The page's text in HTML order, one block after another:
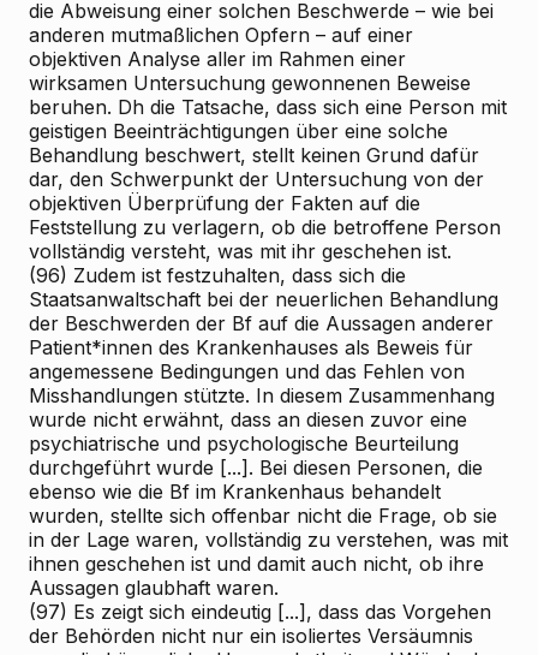
die Abweisung einer solchen Beschwerde – wie bei
anderen mutmaßlichen Opfern – auf einer
objektiven Analyse aller im Rahmen einer
wirksamen Untersuchung gewonnenen Beweise
beruhen. Dh die Tatsache, dass sich eine Person mit
geistigen Beeinträchtigungen über eine solche
Behandlung beschwert, stellt keinen Grund dafür
dar, den Schwerpunkt der Untersuchung von der
objektiven Überprüfung der Fakten auf die
Feststellung zu verlagern, ob die betroffene Person
vollständig versteht, was mit ihr geschehen ist.
(96) Zudem ist festzuhalten, dass sich die
Staatsanwaltschaft bei der neuerlichen Behandlung
der Beschwerden der Bf auf die Aussagen anderer
Patient*innen des Krankenhauses als Beweis für
angemessene Bedingungen und das Fehlen von
Misshandlungen stützte. In diesem Zusammenhang
wurde nicht erwähnt, dass an diesen zuvor eine
psychiatrische und psychologische Beurteilung
durchgeführt wurde [...]. Bei diesen Personen, die
ebenso wie die Bf im Krankenhaus behandelt
wurden, stellte sich offenbar nicht die Frage, ob sie
in der Lage waren, vollständig zu verstehen, was mit
ihnen geschehen ist und damit auch nicht, ob ihre
Aussagen glaubhaft waren.
(97) Es zeigt sich eindeutig [...], dass das Vorgehen
der Behörden nicht nur ein isoliertes Versäumnis